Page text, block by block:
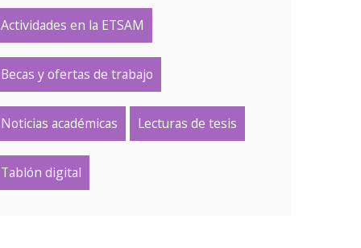
Actividades en la ETSAM
Becas y ofertas de trabajo
Noticias académicas Lecturas de tesis
Tablón digital